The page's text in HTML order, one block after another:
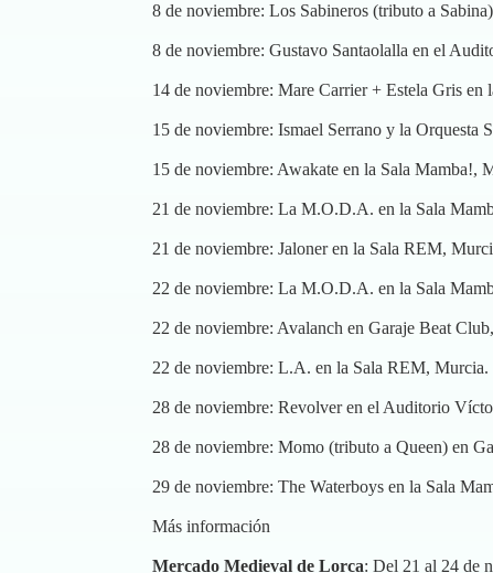
8 de noviembre: Los Sabineros (tributo a
8 de noviembre: Gustavo Santaolalla en el
14 de noviembre: Mare Carrier + Estela Gris en
15 de noviembre: Ismael Serrano y la
15 de noviembre: Awakate en la Sala Mamba!,
21 de noviembre: La M.O.D.A. en la Sala
21 de noviembre: Jaloner en la Sala REM,
22 de noviembre: La M.O.D.A. en la Sala
22 de noviembre: Avalanch en Garaje Beat
22 de noviembre: L.A. en la Sala REM, Murcia.
28 de noviembre: Revolver en el Auditorio
28 de noviembre: Momo (tributo a Queen) en
29 de noviembre: The Waterboys en la Sala
Más información
Mercado Medieval de Lorca: Del 21 al 24 de